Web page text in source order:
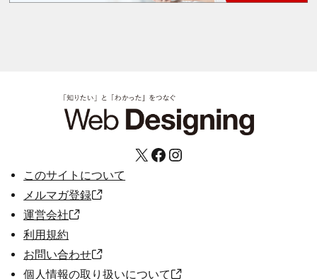
X Facebook Instagram
このサイトについて
メルマガ登録
運営会社
利用規約
お問い合わせ
個人情報の取り扱いについて